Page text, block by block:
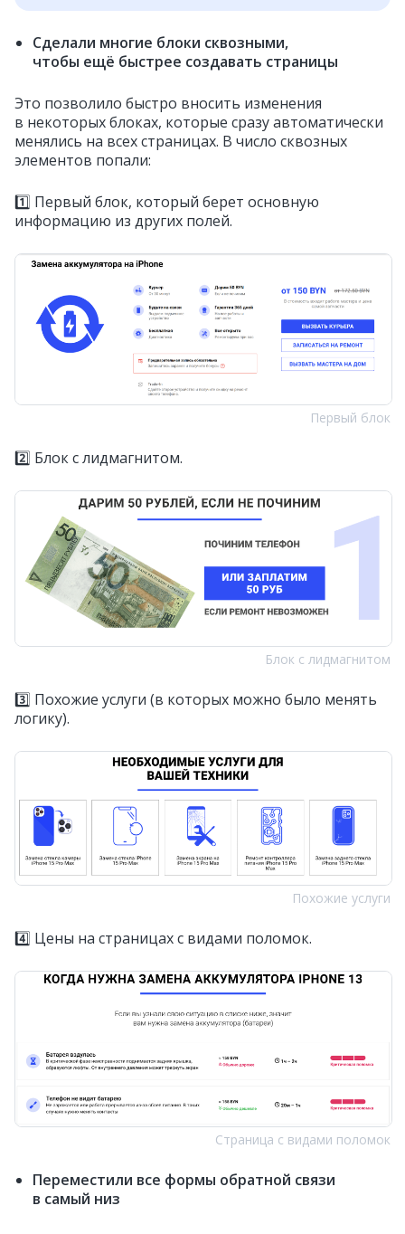
Сделали многие блоки сквозными,
чтобы ещё быстрее создавать страницы
Это позволило быстро вносить изменения
в некоторых блоках, которые сразу автоматически
менялись на всех страницах. В число сквозных
элементов попали:
1️⃣ Первый блок, который берет основную
информацию из других полей.
Первый блок
2️⃣ Блок с лидмагнитом.
Блок с лидмагнитом
3️⃣ Похожие услуги (в которых можно было менять
логику).
Похожие услуги
4️⃣ Цены на страницах с видами поломок.
Страница с видами поломок
Переместили все формы обратной связи
в самый низ